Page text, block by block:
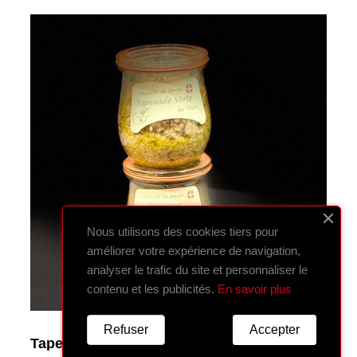
Tapenade Forestière cèpes et chanterelles
Nous utilisons des cookies tiers pour
améliorer votre expérience de navigation,
analyser le trafic du site et personnaliser le
contenu et les publicités. En savoir plus
Accepter
Refuser